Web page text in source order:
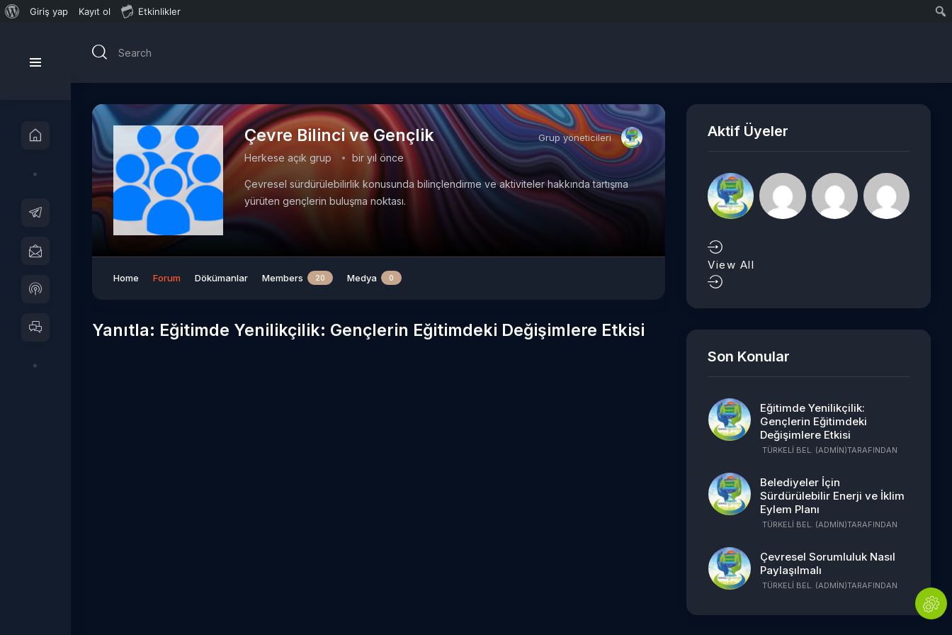
WordPress
Giriş yap Kayıt ol Etkinlikler
Grup yöneticileri
Çevre Bilinci ve Gençlik
Çevresel sürdürülebilirlik konusunda bilinçlendirme ve aktiviteler hakkında tartışma
yürüten gençlerin buluşma noktası.
Herkese açık grup bir yıl önce
Home Forum Dökümanlar Members 20 Medya 0
Yanıtla: Eğitimde Yenilikçilik: Gençlerin Eğitimdeki Değişimlere Etkisi
Aktif Üyeler
View All
Son Konular
Eğitimde Yenilikçilik:
Gençlerin Eğitimdeki
Değişimlere Etkisi
TÜRKELI BEL. (ADMIN)TARAFINDAN
Belediyeler İçin
Sürdürülebilir Enerji ve İklim
Eylem Planı
TÜRKELI BEL. (ADMIN)TARAFINDAN
Çevresel Sorumluluk Nasıl
Paylaşılmalı
TÜRKELI BEL. (ADMIN)TARAFINDAN